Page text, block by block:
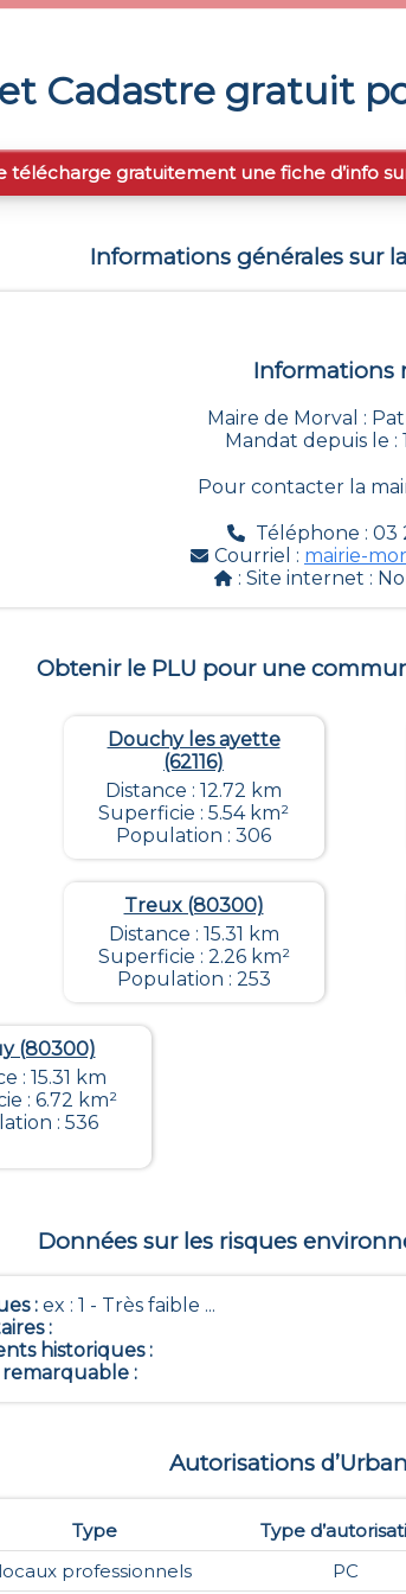
Cadastre gratuit
télécharge gratuitement une fiche d’info
Informations générales sur
Informations
Maire de Morval :
Mandat depuis le :
Pour contacter la
Téléphone : 03
Courriel : mairie-
: Site internet :
Obtenir le PLU pour une
Douchy les ayette
(62116)
Distance : 12.72 km
Superficie : 5.54 km²
Population : 306
Treux (80300)
Distance : 15.31 km
Superficie : 2.26 km²
Population : 253
(80300)
: 15.31 km
: 6.72 km²
: 536
Données sur les risques
:ex : 1 - Très faible ...
:
historiques:
remarquable :
Autorisations
Type Type
locaux professionnels PC